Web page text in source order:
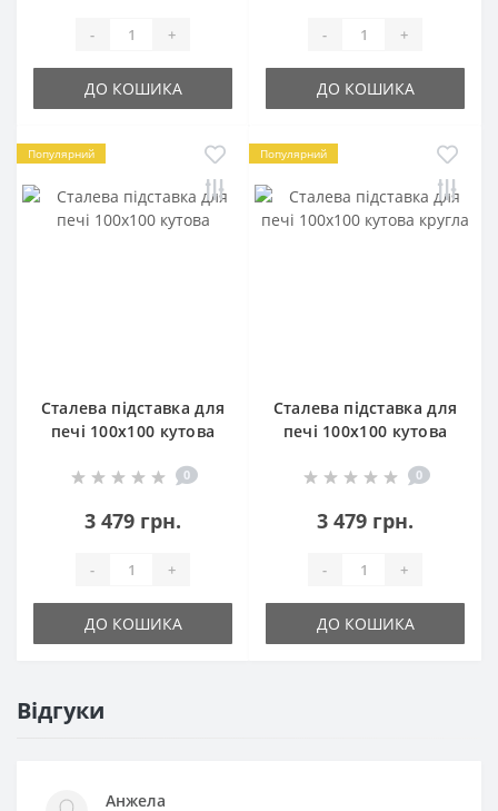
- +
ДО КОШИКА
- +
ДО КОШИКА
Популярний
Сталева підставка для
печі 100х100 кутова
0
3 479 грн.
- +
ДО КОШИКА
Популярний
Сталева підставка для
печі 100х100 кутова
0
3 479 грн.
- +
ДО КОШИКА
Відгуки
Анжела